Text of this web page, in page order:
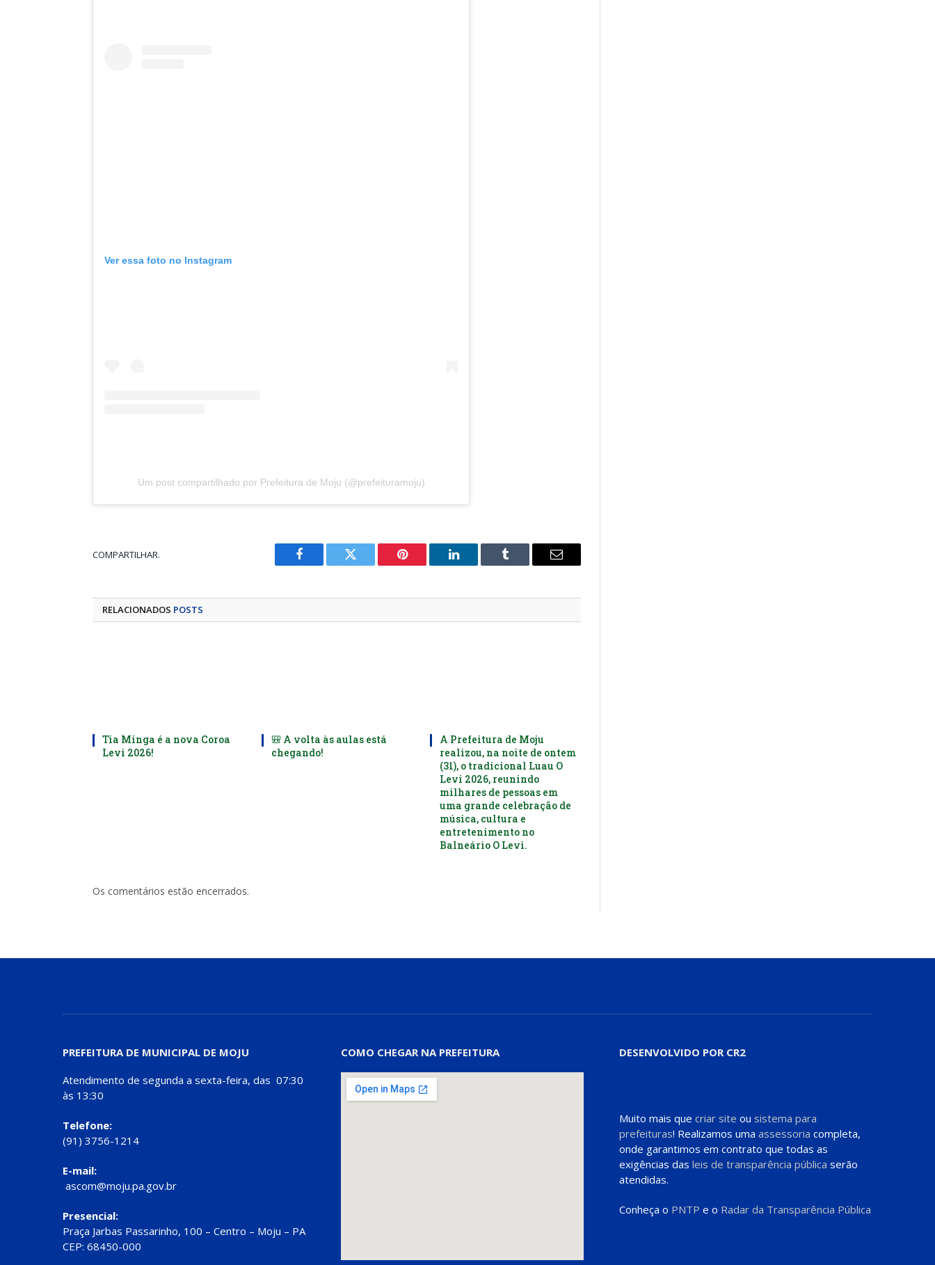
Ver essa foto no Instagram
Um post compartilhado por Prefeitura de Moju (@prefeituramoju)
COMPARTILHAR.
Facebook Twitter Pinterest LinkedIn Tumblr
E-
RELACIONADOS POSTS
Tia Minga é a nova Coroa
Levi 2026!
🎒 A volta às aulas está
chegando!
A Prefeitura de Moju
realizou, na noite de ontem
(31), o tradicional Luau O
Levi 2026, reunindo
milhares de pessoas em
uma grande celebração de
música, cultura e
entretenimento no
Balneário O Levi.
Os comentários estão encerrados.
PREFEITURA DE MUNICIPAL DE MOJU
Atendimento de segunda a sexta-feira, das 07:30
às 13:30
Telefone:
(91) 3756-1214
E-mail:
ascom@moju.pa.gov.br
Presencial:
Praça Jarbas Passarinho, 100 – Centro – Moju – PA
CEP: 68450-000
COMO CHEGAR NA PREFEITURA DESENVOLVIDO POR CR2
Muito mais que criar site ou sistema para
prefeituras! Realizamos uma assessoria completa,
onde garantimos em contrato que todas as
exigências das leis de transparência pública serão
atendidas.
Conheça o PNTP e o Radar da Transparência Pública